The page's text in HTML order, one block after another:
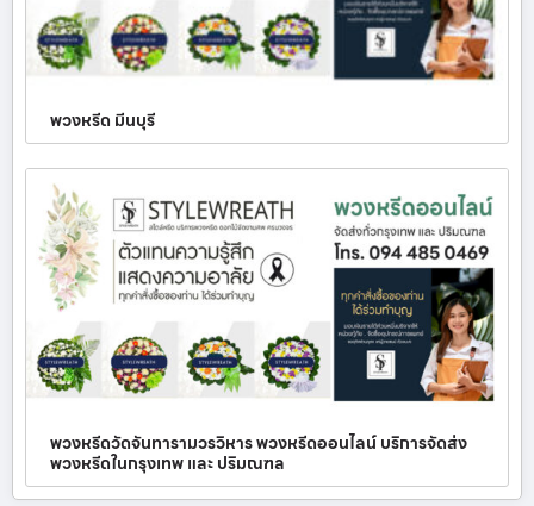
พวงหรีด มีนบุรี
พวงหรีดวัดจันทารามวรวิหาร พวงหรีดออนไลน์ บริการจัดส่ง
พวงหรีดในกรุงเทพ และ ปริมณฑล